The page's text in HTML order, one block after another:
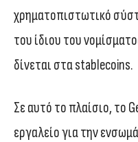
χρηματοπιστωτικό
του ίδιου του
δίνεται στα stablecoins.
Σε αυτό το πλαίσιο, το
εργαλείο για την